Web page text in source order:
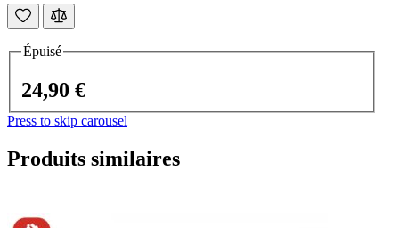
Épuisé
24,90 €
Press to skip carousel
Produits similaires